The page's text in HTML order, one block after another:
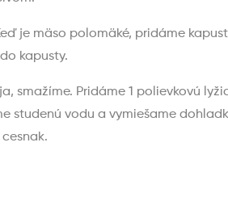
je mäso polomäké, pridáme
kapusty.
smažíme. Pridáme 1 polievkovú
studenú vodu a vymiešame